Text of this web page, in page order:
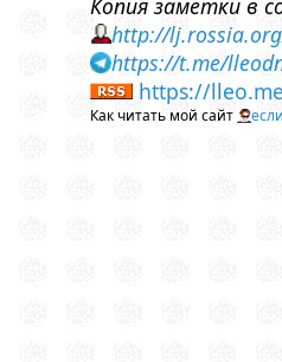
http://
https://t.me/
https://
Как читать мой сайт